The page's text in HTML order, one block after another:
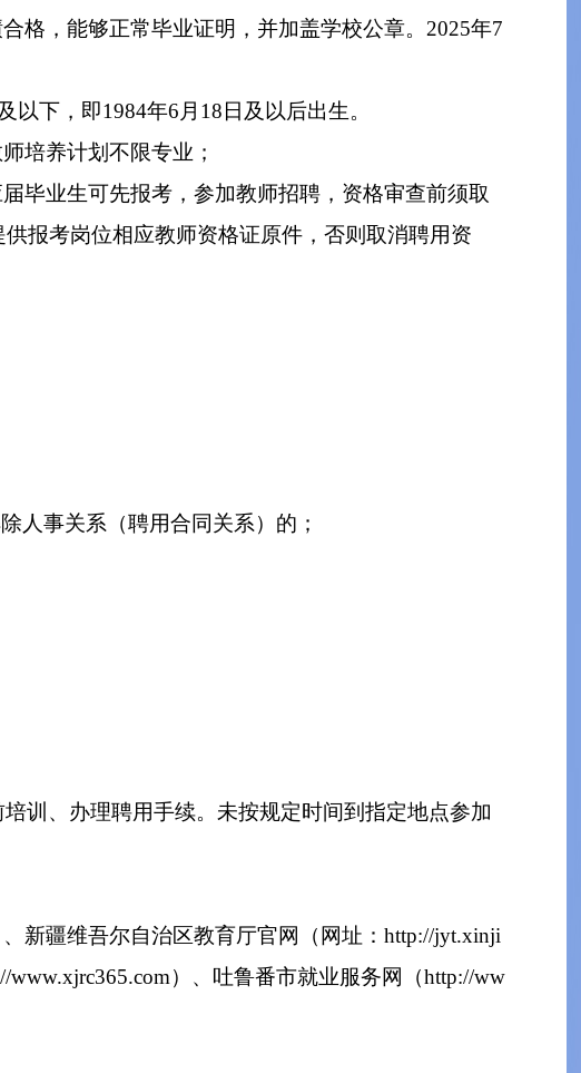
格，能够正常毕业证明，并加盖学校公章。2025年7
下，即1984年6月18日及以后出生。
培养计划不限专业；
毕业生可先报考，参加教师招聘，资格审查前须取
报考岗位相应教师资格证原件，否则取消聘用资
人事关系（聘用合同关系）的；
训、办理聘用手续。未按规定时间到指定地点参加
新疆维吾尔自治区教育厅官网（网址：http://jyt.xinji
）、吐鲁番市就业服务网（http://ww